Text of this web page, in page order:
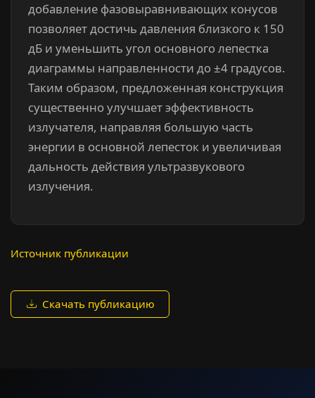
добавление фазовыравнивающих конусов
позволяет достичь давления близкого к 150
дБ и уменьшить угол основного лепестка
диаграммы направленности до ±4 градусов.
Таким образом, предложенная конструкция
существенно улучшает эффективность
излучателя, направляя большую часть
энергии в основной лепесток и увеличивая
дальность действия ультразвукового
излучения.
Источник публикации
Скачать публикацию